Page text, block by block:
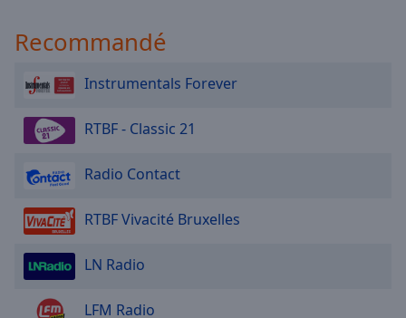
Dialog
window.
Recommandé
Instrumentals Forever
RTBF - Classic 21
Radio Contact
RTBF Vivacité Bruxelles
LN Radio
LFM Radio